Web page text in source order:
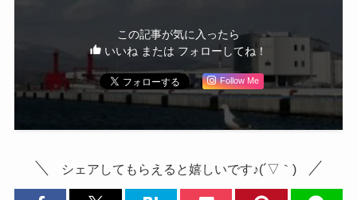
この記事が気に入ったら
いいね または フォローしてね！
Follow Me
シェアしてもらえると嬉しいです♪(´▽｀)